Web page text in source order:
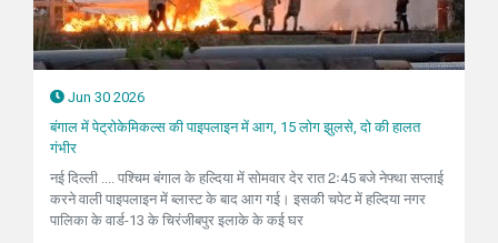
Jun 30 2026
बंगाल में पेट्रोकेमिकल्स की पाइपलाइन में आग, 15 लोग झुलसे, दो की हालत
गंभीर
नई दिल्ली .... पश्चिम बंगाल के हल्दिया में सोमवार देर रात 2ः45 बजे नेफ्था सप्लाई
करने वाली पाइपलाइन में ब्लास्ट के बाद आग गई। इसकी चपेट में हल्दिया नगर
पालिका के वार्ड-13 के चिरंजीबपुर इलाके के कई घर